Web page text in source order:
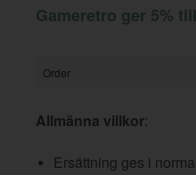
Gameretro ger 5%
Order
Allmänna villkor:
Ersättning ges i